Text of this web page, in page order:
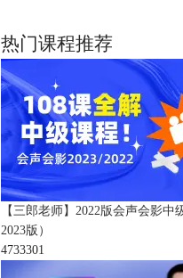
热门课程推荐
【三郎老师】2022版会声会影
2023版）
4733301